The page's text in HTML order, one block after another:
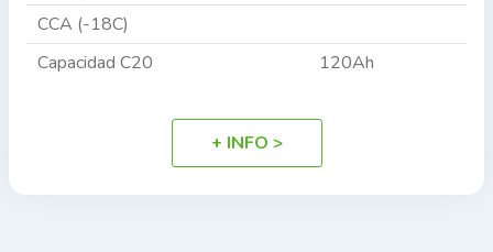
CCA (-18C)
Capacidad C20
120Ah
+ INFO >